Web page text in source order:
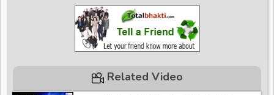
Related Video